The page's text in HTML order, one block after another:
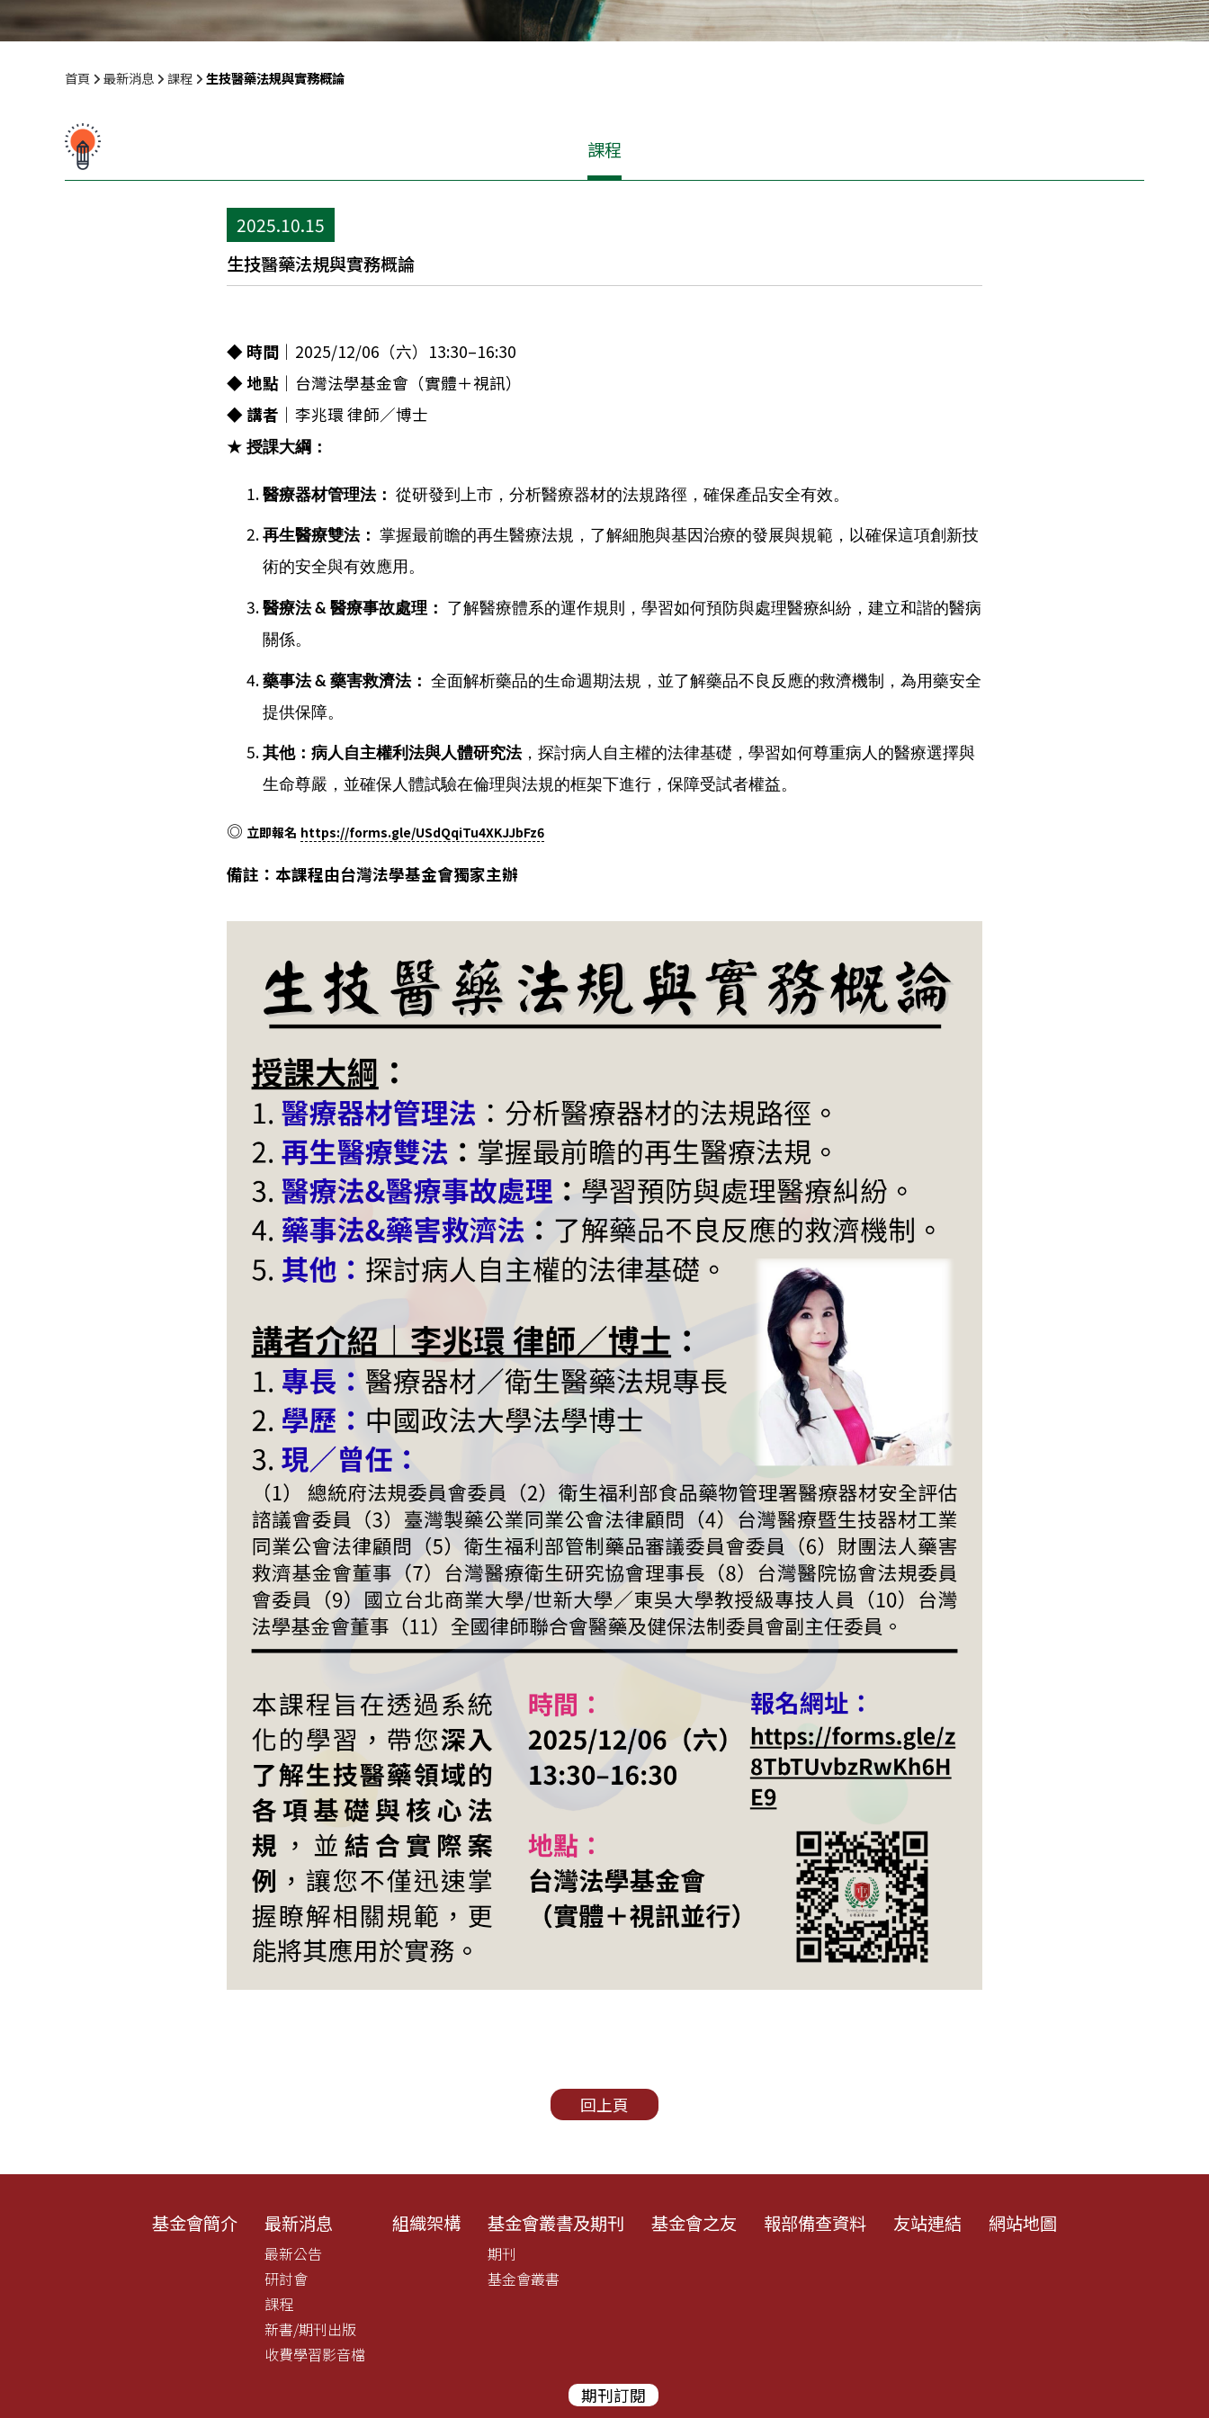
首頁 最新消息 課程 生技醫藥法規與實務概論
課程
2025.10.15
生技醫藥法規與實務概論
◆ 時間 ｜2025/12/06（六）13:30–16:30
◆地點 ｜台灣法學基金會（實體＋視訊）
◆ 講者 ｜李兆環 律師／博士
★ 授課大綱：
醫療器材管理法： 從研發到上市，分析醫療器材的法規路徑，確保產品安全有效。
再生醫療雙法： 掌握最前瞻的再生醫療法規，了解細胞與基因治療的發展與規範，以確保這項創新技
術的安全與有效應用。
醫療法 & 醫療事故處理： 了解醫療體系的運作規則，學習如何預防與處理醫療糾紛，建立和諧的醫病
關係。
藥事法 & 藥害救濟法： 全面解析藥品的生命週期法規，並了解藥品不良反應的救濟機制，為用藥安全
提供保障。
其他：病人自主權利法與人體研究法，探討病人自主權的法律基礎，學習如何尊重病人的醫療選擇與
生命尊嚴，並確保人體試驗在倫理與法規的框架下進行，保障受試者權益。
◎ 立即報名 https://forms.gle/USdQqiTu4XKJJbFz6
備註：本課程由台灣法學基金會獨家主辦
回上頁
基金會簡介 最新消息
最新公告
研討會
課程
新書/期刊出版
收費學習影音檔
組織架構 基金會叢書及期刊
期刊
基金會叢書
基金會之友 報部備查資料 友站連結 網站地圖
期刊訂閱